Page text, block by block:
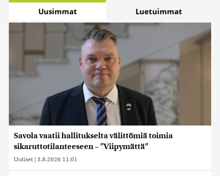
Uusimmat Luetuimmat
Savola vaatii hallitukselta välittömiä toimia
sikaruttotilanteeseen – ”Viipymättä”
Uutiset | 3.8.2026 11:01